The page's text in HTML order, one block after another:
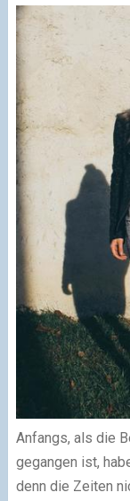
Anfangs, als die
gegangen ist,
denn die Zeiten